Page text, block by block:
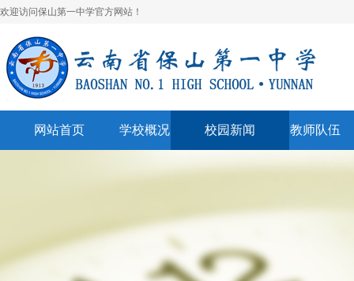
欢迎访问保山第一中学官方网站！
网站首页 学校概况
学校荣誉
校园新闻 教师队伍